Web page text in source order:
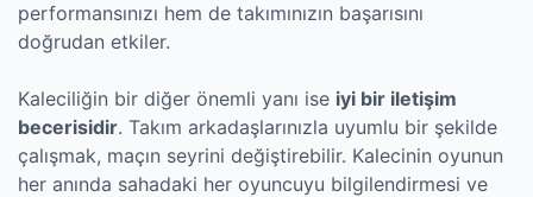
performansınızı hem de takımınızın başarısını
doğrudan etkiler.
Kaleciliğin bir diğer önemli yanı ise iyi bir iletişim
becerisidir. Takım arkadaşlarınızla uyumlu bir şekilde
çalışmak, maçın seyrini değiştirebilir. Kalecinin oyunun
her anında sahadaki her oyuncuyu bilgilendirmesi ve